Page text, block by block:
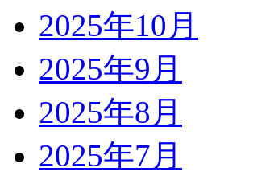
2025年10月
2025年9月
2025年8月
2025年7月